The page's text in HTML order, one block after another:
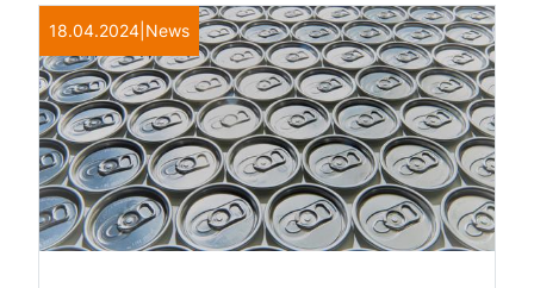
18.04.2024 News